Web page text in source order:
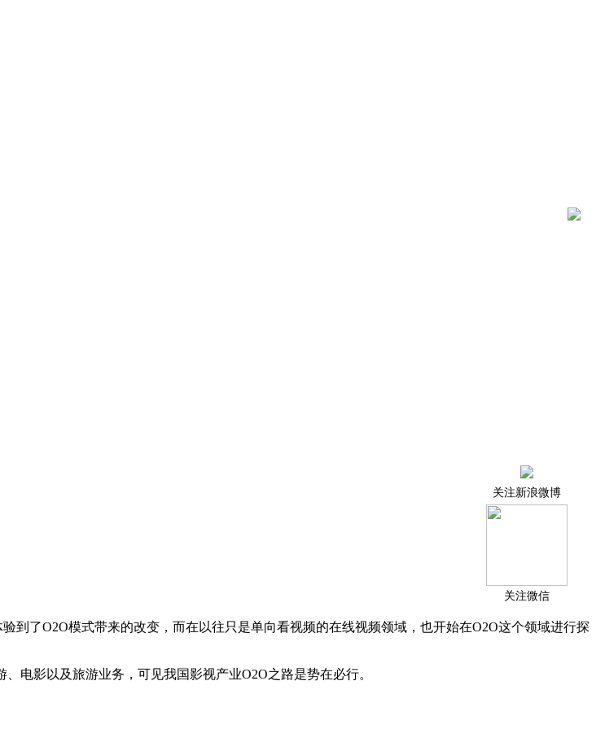
关注新浪微博
关注微信
到了O2O模式带来的改变，而在以往只是单向看视频的在线视频领域，也开始在O2O这个领域进行探
、电影以及旅游业务，可见我国影视产业O2O之路是势在必行。